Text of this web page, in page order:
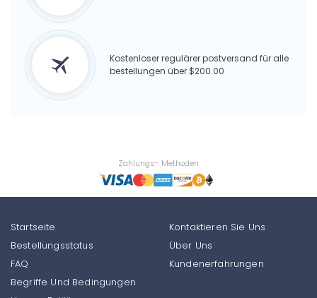
Kostenloser regulärer postversand für alle
bestellungen über $200.00
Zahlungs- Methoden
Startseite
Bestellungsstatus
FAQ
Kontaktieren Sie Uns
Über Uns
Kundenerfahrungen
Begriffe Und Bedingungen